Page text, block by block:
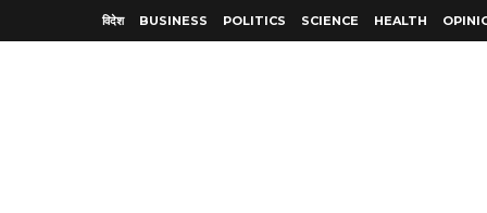
विदेश BUSINESS POLITICS SCIENCE HEALTH